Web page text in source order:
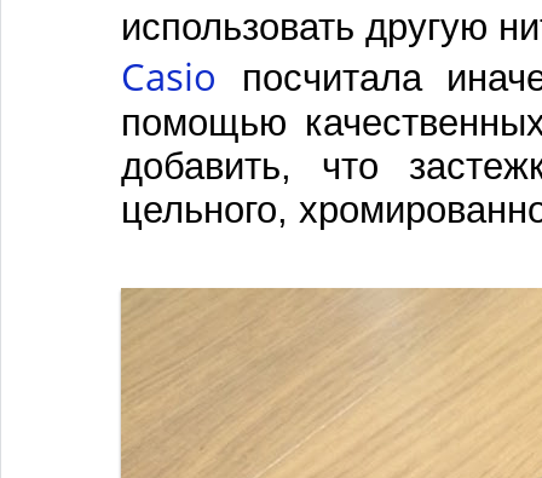
использовать другую
Casio посчитала
помощью
добавить, что
цельного,